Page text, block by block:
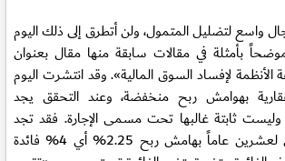
واسع لتضليل المتمول، ولن أتطرق إلى ذلك اليوم
بأمثلة في مقالات سابقة منها مقال بعنوان
لإفساد السوق المالية». وقد انتشرت اليوم
بهوامش ربح منخفضة، وعند التحقق يجد
وليست ثابتة غالبها تحت مسمى الإجارة. فقد تجد
دعاية لتمويل عقاري لعشرين عاماً بهامش ربح 2.25% أي 4% فائدة